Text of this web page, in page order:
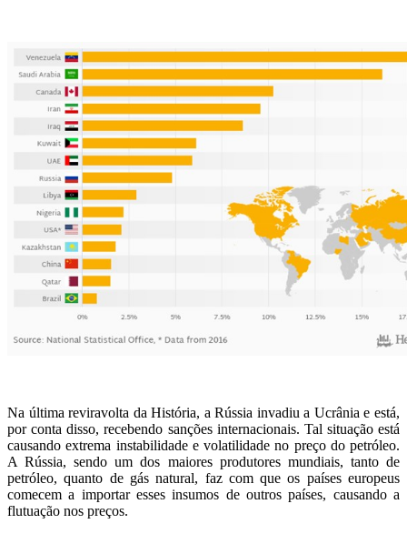
Na última reviravolta da História, a Rússia invadiu a Ucrânia e está,
por conta disso, recebendo sanções internacionais. Tal situação está
causando extrema instabilidade e volatilidade no preço do petróleo.
A Rússia, sendo um dos maiores produtores mundiais, tanto de
petróleo, quanto de gás natural, faz com que os países europeus
comecem a importar esses insumos de outros países, causando a
flutuação nos preços.